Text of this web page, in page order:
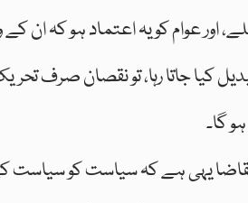
اور عوام کو یہ اعتماد ہو کہ ان
کیا جاتا رہا، تو نقصان صرف
گا۔
یہی ہے کہ سیاست کو سیاست